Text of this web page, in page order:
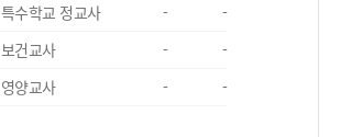
특수학교 정교사
-
-
보건교사
-
-
영양교사
- -